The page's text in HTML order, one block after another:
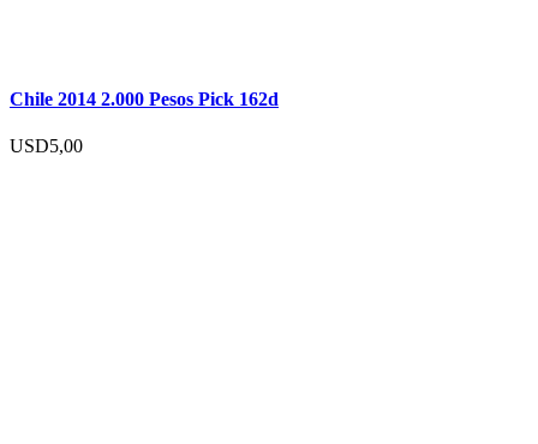
Chile 2014 2.000 Pesos Pick 162d
USD5,00